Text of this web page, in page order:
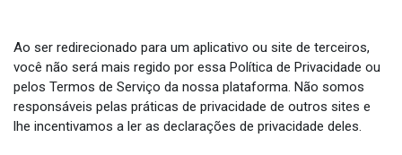
Ao ser redirecionado para um aplicativo ou site de terceiros,
você não será mais regido por essa Política de Privacidade ou
pelos Termos de Serviço da nossa plataforma. Não somos
responsáveis pelas práticas de privacidade de outros sites e
lhe incentivamos a ler as declarações de privacidade deles.